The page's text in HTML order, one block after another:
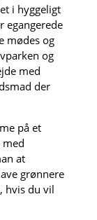
i hyggeligt
egangerede
mødes og
og
med
der
på et
at
grønnere
hvis du vil